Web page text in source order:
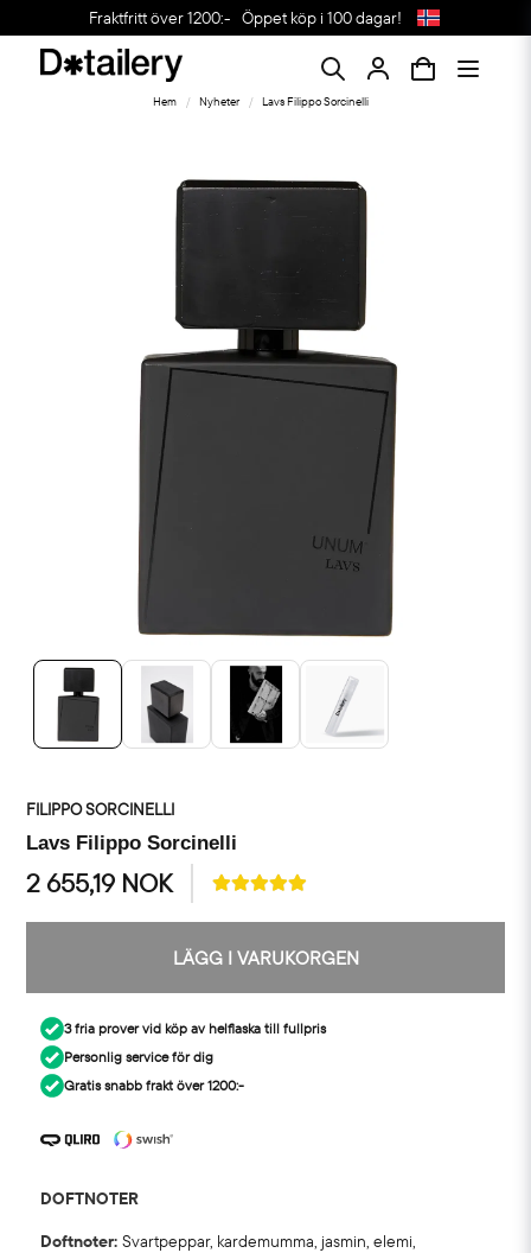
Fraktfritt över 1200:- Öppet köp i 100 dagar!
Hem Nyheter Lavs Filippo Sorcinelli
FILIPPO SORCINELLI
Lavs Filippo Sorcinelli
2 655,19 NOK
LÄGG I VARUKORGEN
3 fria prover vid köp av helflaska till fullpris
Personlig service för dig
Gratis snabb frakt över 1200:-
DOFTNOTER
Doftnoter:Svartpeppar, kardemumma, jasmin, elemi,